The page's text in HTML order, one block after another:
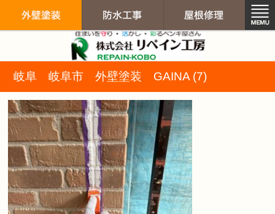
岐阜 岐阜市 外壁塗装 GAINA (7)